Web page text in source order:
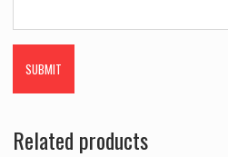
Related products